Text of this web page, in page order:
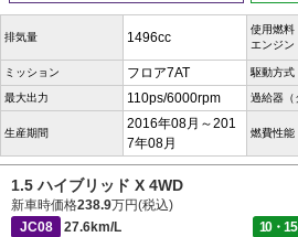
排気量 1496cc
使用燃料
エンジン
ミッション フロア7AT 駆動方式
最大出力 110ps/6000rpm 過給器（
生産期間
2016年08月～201
7年08月
燃費性能
1.5 ハイブリッド X 4WD
新車時価格238.9万円(税込)
JC08
27.6km/L 10・15